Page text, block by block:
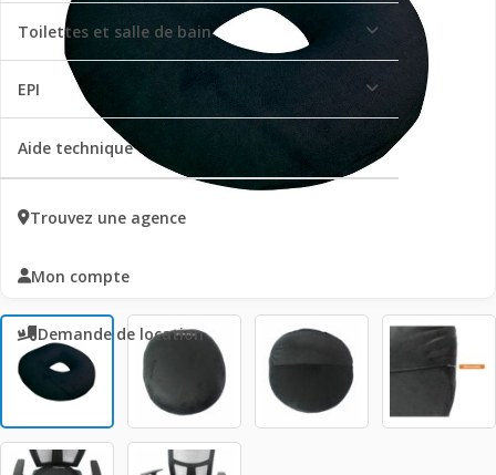
Toilettes et salle de bain
EPI
Aide technique
Trouvez une agence
Mon compte
Demande de location